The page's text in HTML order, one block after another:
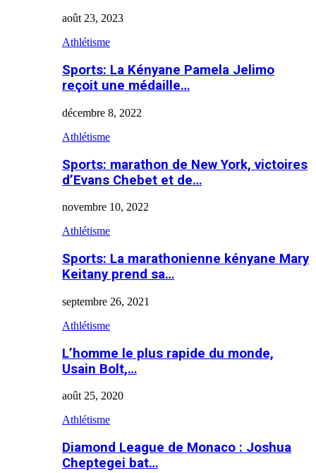
août 23, 2023
Athlétisme
Sports: La Kényane Pamela Jelimo
reçoit une médaille…
décembre 8, 2022
Athlétisme
Sports: marathon de New York, victoires
d’Evans Chebet et de…
novembre 10, 2022
Athlétisme
Sports: La marathonienne kényane Mary
Keitany prend sa…
septembre 26, 2021
Athlétisme
L’homme le plus rapide du monde,
Usain Bolt,…
août 25, 2020
Athlétisme
Diamond League de Monaco : Joshua
Cheptegei bat…